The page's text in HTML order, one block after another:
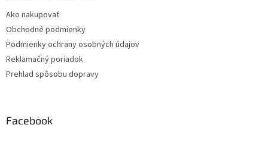
Ako nakupovať
Obchodné podmienky
Podmienky ochrany osobných údajov
Reklamačný poriadok
Prehlad spôsobu dopravy
Facebook